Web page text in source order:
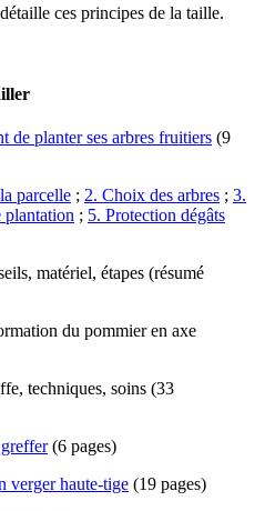
détaille ces principes de la taille.
de planter ses arbres fruitiers (9
parcelle ; 2. Choix des arbres ; 3.
plantation ; 5. Protection dégâts
matériel, étapes (résumé
du pommier en axe
techniques, soins (33
(6 pages)
verger haute-tige (19 pages)